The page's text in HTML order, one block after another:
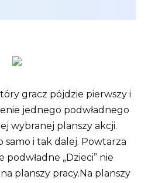
gracz pójdzie pierwszy i
jednego podwładnego
wybranej planszy akcji.
samo i tak dalej. Powtarza
podwładne „Dzieci” nie
planszy pracy.Na planszy